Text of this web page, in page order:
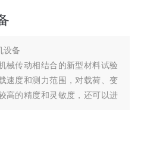
设备
械传动相结合的新型材料试验
速度和测力范围，对载荷、变
高的精度和灵敏度，还可以进
移循环的功能。